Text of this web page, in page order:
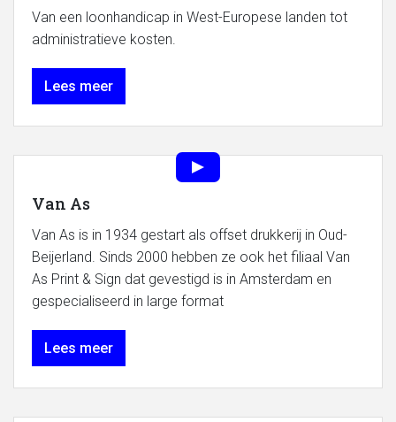
Van een loonhandicap in West-Europese landen tot
administratieve kosten.
Lees meer
Van As
Van As is in 1934 gestart als offset drukkerij in Oud-
Beijerland. Sinds 2000 hebben ze ook het filiaal Van
As Print & Sign dat gevestigd is in Amsterdam en
gespecialiseerd in large format
Lees meer